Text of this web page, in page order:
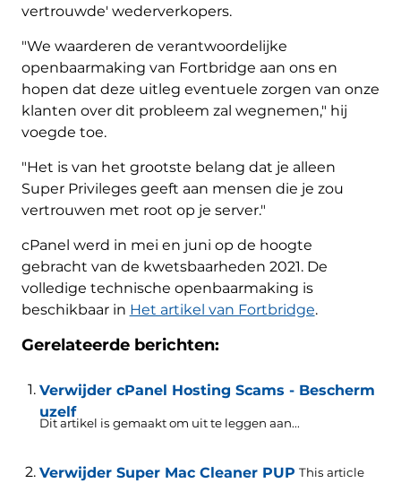
vertrouwde' wederverkopers.
"We waarderen de verantwoordelijke
openbaarmaking van Fortbridge aan ons en
hopen dat deze uitleg eventuele zorgen van onze
klanten over dit probleem zal wegnemen," hij
voegde toe.
"Het is van het grootste belang dat je alleen
Super Privileges geeft aan mensen die je zou
vertrouwen met root op je server."
cPanel werd in mei en juni op de hoogte
gebracht van de kwetsbaarheden 2021. De
volledige technische openbaarmaking is
beschikbaar in Het artikel van Fortbridge.
Gerelateerde berichten:
Verwijder cPanel Hosting Scams - Bescherm
uzelf
Dit artikel is gemaakt om uit te leggen aan...
Verwijder Super Mac Cleaner PUP This article